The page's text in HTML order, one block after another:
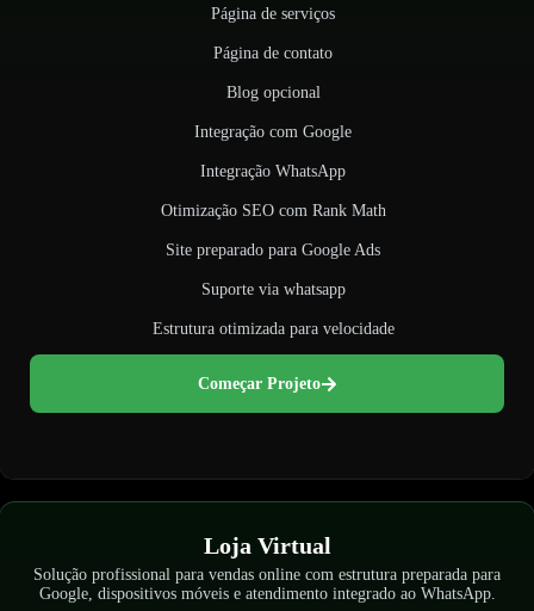
Página de serviços
Página de contato
Blog opcional
Integração com Google
Integração WhatsApp
Otimização SEO com Rank Math
Site preparado para Google Ads
Suporte via whatsapp
Estrutura otimizada para velocidade
Começar Projeto
Loja Virtual
Solução profissional para vendas online com estrutura preparada para
Google, dispositivos móveis e atendimento integrado ao WhatsApp.